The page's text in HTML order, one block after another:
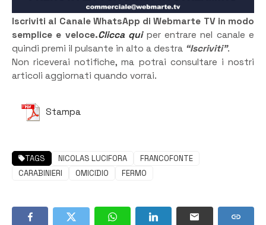
Iscriviti al Canale WhatsApp di Webmarte TV in modo
semplice e veloce.Clicca quiper entrare nel canale e
quindi premi il pulsante in alto a destra “Iscriviti”.
Non riceverai notifiche, ma potrai consultare i nostri
articoli aggiornati quando vorrai.
Stampa
TAGS NICOLAS LUCIFORA
FRANCOFONTE
CARABINIERI
OMICIDIO FERMO